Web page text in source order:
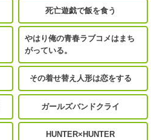
死亡遊戯で飯を食う
やはり俺の青春ラブコメはまち
がっている。
その着せ替え人形は恋をする
ガールズバンドクライ
HUNTER×HUNTER